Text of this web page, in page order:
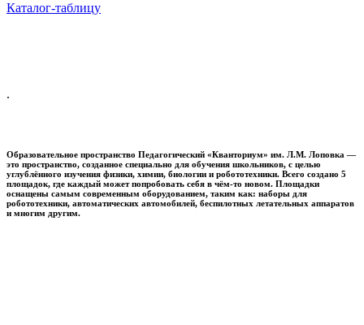
Каталог-таблицу
.
Образовательное пространство Педагогический «Кванториум» им. Л.М. Лоповка —
это пространство, созданное специально для обучения школьников, с целью
углублённого изучения физики, химии, биологии и робототехники. Всего создано 5
площадок, где каждый может попробовать себя в чём-то новом. Площадки
оснащены самым современным оборудованием, таким как: наборы для
робототехники, автоматических автомобилей, беспилотных летательных аппаратов
и многим другим.